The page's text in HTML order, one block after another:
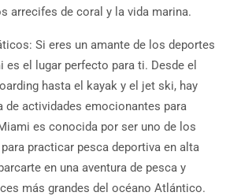
arrecifes de coral y la vida marina.
Si eres un amante de los deportes
es el lugar perfecto para ti. Desde el
hasta el kayak y el jet ski, hay
de actividades emocionantes para
es conocida por ser uno de los
practicar pesca deportiva en alta
en una aventura de pesca y
más grandes del océano Atlántico.